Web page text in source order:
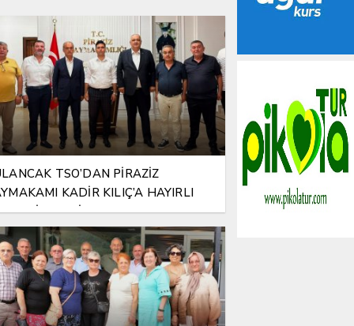
TSO’DAN PİRAZİZ
KADİR KILIÇ’A HAYIRLI
ZİYARETİ